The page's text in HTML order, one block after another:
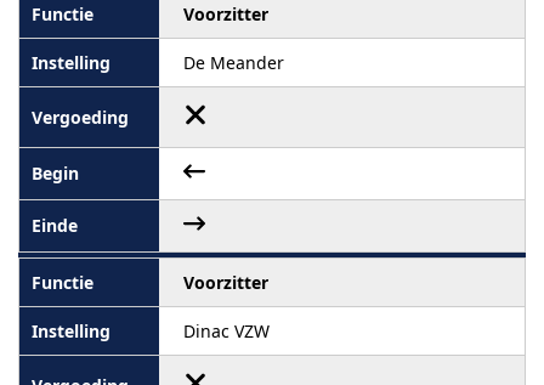
Voorzitter
De Meander
Voorzitter
Dinac VZW